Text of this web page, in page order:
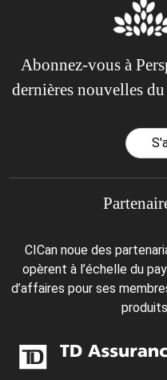
Abonnez-vous à
dernières nouvelles
CICan noue des
opèrent à l’échelle du
d’affaires pour ses